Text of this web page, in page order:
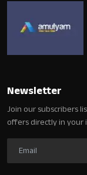
Newsletter
Join our subscribers
offers directly in your